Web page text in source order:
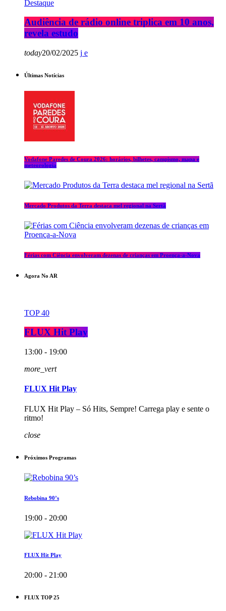
Destaque
Audiência de rádio online triplica em 10 anos,
revela estudo
today20/02/2025
Últimas Notícias
Vodafone Paredes de Coura 2026: horários, bilhetes, campismo, mapa e
meteorologia
Mercado Produtos da Terra destaca mel regional na Sertã
Férias com Ciência envolveram dezenas de crianças em Proença-a-Nova
Agora No AR
TOP 40
FLUX Hit Play
13:00 - 19:00
more_vert
FLUX Hit Play
FLUX Hit Play – Só Hits, Sempre! Carrega play e sente o
ritmo!
close
Próximos Programas
Rebobina 90’s
19:00 - 20:00
FLUX Hit Play
20:00 - 21:00
FLUX TOP 25